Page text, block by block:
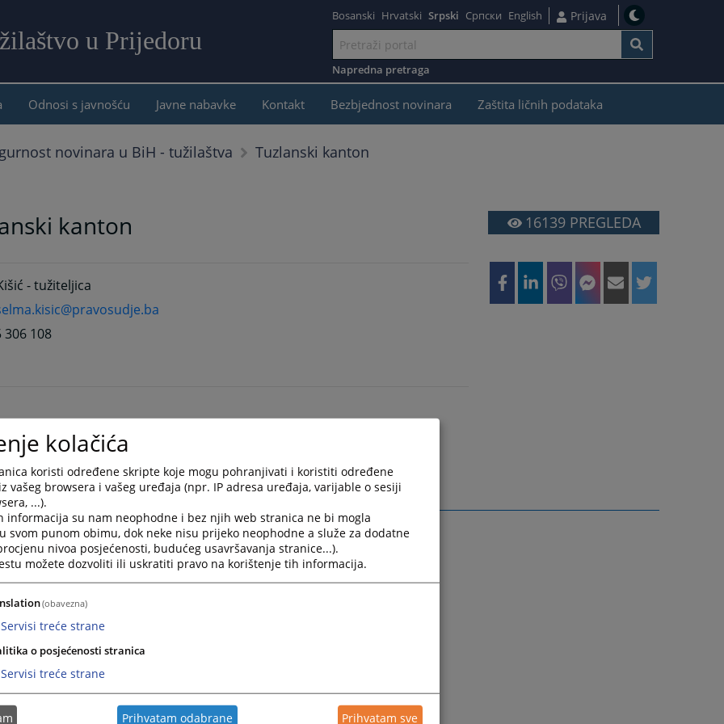
u Prijedoru
sadržaj
Bosanski Hrvatski Srpski Српски English Prijava
Napredna pretraga
Odnosi s javnošću Javne nabavke Kontakt Bezbjednost novinara Zaštita ličnih podataka
novinara u BiH - tužilaštva Tuzlanski kanton
kanton
- tužiteljica
306 108
- stručni savjetnik za odnose s javnošću - šef odjela
306 106
16139PREGLEDA
kolačića
koristi određene skripte koje mogu pohranjivati i koristiti određene
vašeg browsera i vašeg uređaja (npr. IP adresa uređaja, varijable o sesiji
...).
informacija su nam neophodne i bez njih web stranica ne bi mogla
svom punom obimu, dok neke nisu prijeko neophodne a služe za dodatne
nivoa posjećenosti, budućeg usavršavanja stranice...).
možete dozvoliti ili uskratiti pravo na korištenje tih informacija.
(obavezna)
Servisi treće strane
o posjećenosti stranica
Servisi treće strane
Prihvatam odabrane Prihvatam sve